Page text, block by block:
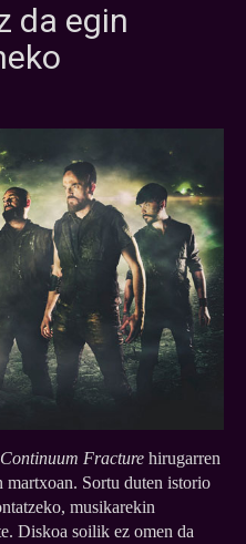
da egin
Continuum Fracture hirugarren
martxoan. Sortu duten istorio
musikarekin
Diskoa soilik ez omen da